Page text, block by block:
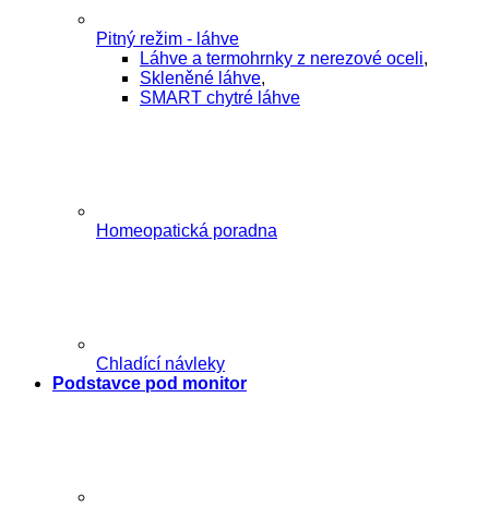
Pitný režim - láhve
Láhve a termohrnky z nerezové oceli,
Skleněné láhve,
SMART chytré láhve
Homeopatická poradna
Chladící návleky
Podstavce pod monitor